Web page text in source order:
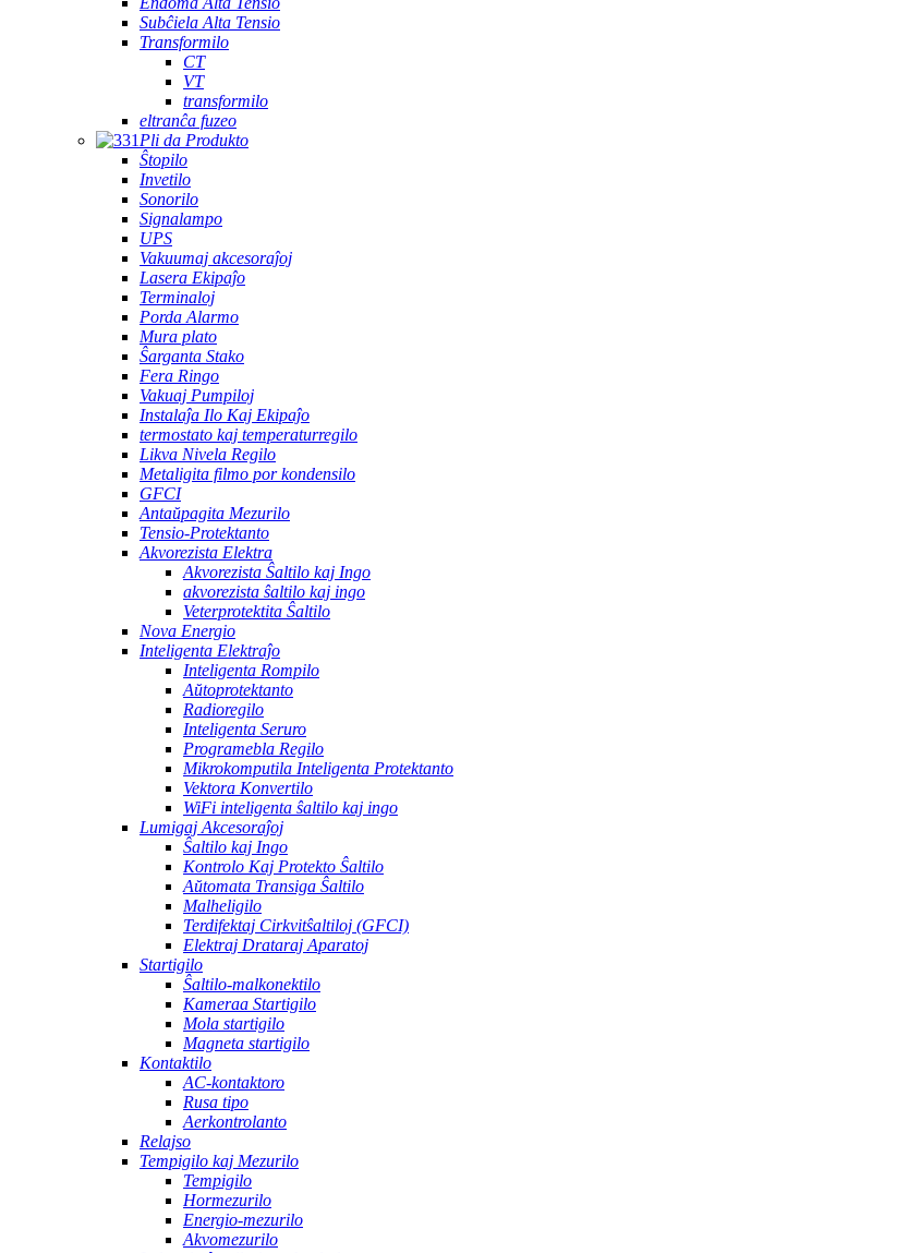
Subĉiela Alta Tensio
Transformilo
CT
VT
transformilo
eltranĉa fuzeo
Pli da Produkto
Ŝtopilo
Invetilo
Sonorilo
Signalampo
UPS
Vakuumaj akcesoraĵoj
Lasera Ekipaĵo
Terminaloj
Porda Alarmo
Mura plato
Ŝarganta Stako
Fera Ringo
Vakuaj Pumpiloj
Instalaĵa Ilo Kaj Ekipaĵo
termostato kaj temperaturregilo
Likva Nivela Regilo
Metaligita filmo por kondensilo
GFCI
Antaŭpagita Mezurilo
Tensio-Protektanto
Akvorezista Elektra
Akvorezista Ŝaltilo kaj Ingo
akvorezista ŝaltilo kaj ingo
Veterprotektita Ŝaltilo
Nova Energio
Inteligenta Elektraĵo
Inteligenta Rompilo
Aŭtoprotektanto
Radioregilo
Inteligenta Seruro
Programebla Regilo
Mikrokomputila Inteligenta Protektanto
Vektora Konvertilo
WiFi inteligenta ŝaltilo kaj ingo
Lumigaj Akcesoraĵoj
Ŝaltilo kaj Ingo
Kontrolo Kaj Protekto Ŝaltilo
Aŭtomata Transiga Ŝaltilo
Malheligilo
Terdifektaj Cirkvitŝaltiloj (GFCI)
Elektraj Drataraj Aparatoj
Startigilo
Ŝaltilo-malkonektilo
Kameraa Startigilo
Mola startigilo
Magneta startigilo
Kontaktilo
AC-kontaktoro
Rusa tipo
Aerkontrolanto
Relajso
Tempigilo kaj Mezurilo
Tempigilo
Hormezurilo
Energio-mezurilo
Akvomezurilo